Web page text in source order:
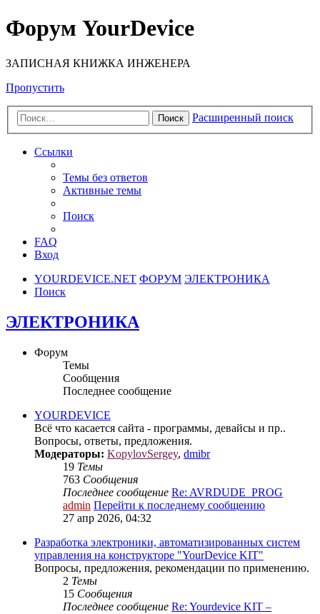
Форум YourDevice
ЗАПИСНАЯ КНИЖКА ИНЖЕНЕРА
Пропустить
Поиск Расширенный поиск
Ссылки
Темы без ответов
Активные темы
Поиск
FAQ
Вход
YOURDEVICE.NET ФОРУМ ЭЛЕКТРОНИКА
Поиск
ЭЛЕКТРОНИКА
Форум
Темы
Сообщения
Последнее сообщение
YOURDEVICE
Всё что касается сайта - программы, девайсы и пр..
Вопросы, ответы, предложения.
Модераторы: KopylovSergey, dmibr
19 Темы
763 Сообщения
Последнее сообщение Re: AVRDUDE_PROG
admin Перейти к последнему сообщению
27 апр 2026, 04:32
Разработка электроники, автоматизированных систем
управления на конструкторе "YourDevice KIT"
Вопросы, предложения, рекомендации по применению.
2 Темы
15 Сообщения
Последнее сообщение Re: Yourdevice KIT –